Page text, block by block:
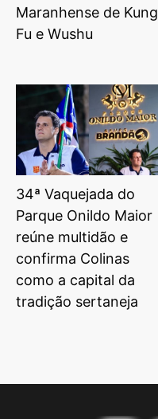
Maranhense de Kung
Fu e Wushu
34ª Vaquejada do
Parque Onildo Maior
reúne multidão e
confirma Colinas
como a capital da
tradição sertaneja